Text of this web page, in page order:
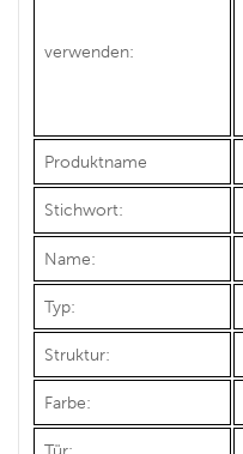
verwenden:
Produktname
Stichwort:
Name:
Typ:
Struktur:
Farbe: